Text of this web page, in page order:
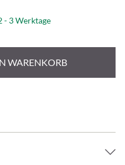
- 3 Werktage
WARENKORB